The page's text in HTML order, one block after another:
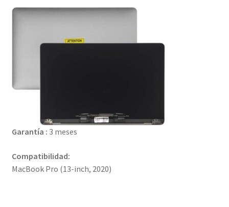
Garantía : 3 meses
Compatibilidad:
MacBook Pro (13-inch, 2020)